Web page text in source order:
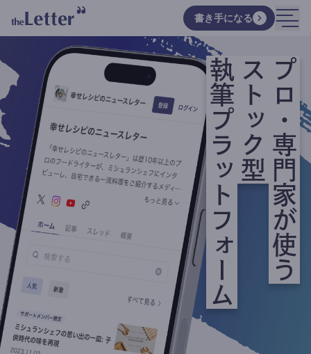
書き手になる
プロ・専門家が使う
ストック型
執筆プラットフォーム